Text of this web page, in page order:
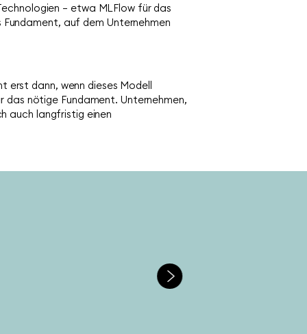
– etwa MLFlow für das
auf dem Unternehmen
dann, wenn dieses Modell
das nötige Fundament. Unternehmen,
auch langfristig einen